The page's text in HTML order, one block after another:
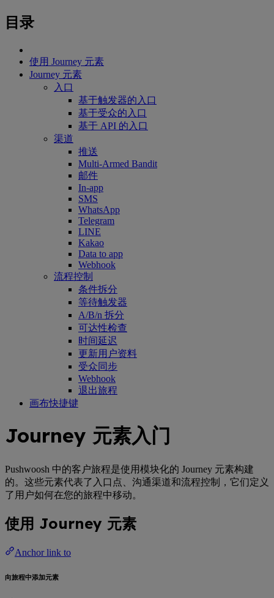
目录
使用 Journey 元素
Journey 元素
入口
基于触发器的入口
基于受众的入口
基于 API 的入口
渠道
推送
Multi-Armed Bandit
邮件
In-app
SMS
WhatsApp
Telegram
LINE
Kakao
Data to app
Webhook
流程控制
条件拆分
等待触发器
A/B/n 拆分
可达性检查
时间延迟
更新用户资料
受众同步
Webhook
退出旅程
画布快捷键
Journey 元素入门
Pushwoosh 中的客户旅程是使用模块化的 Journey 元素构建
的。这些元素代表了入口点、沟通渠道和流程控制，它们定义
了用户如何在您的旅程中移动。
使用 Journey 元素
Anchor link to
向旅程中添加元素